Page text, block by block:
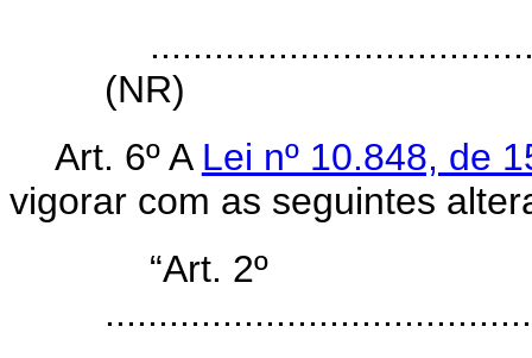
(NR)
Art. 6º A Lei nº 10.848, de
vigorar com as seguintes
“Art. 2º